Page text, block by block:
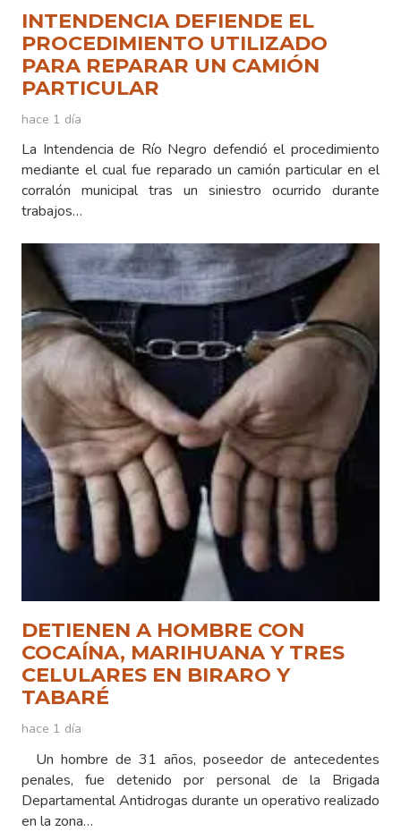
INTENDENCIA DEFIENDE EL
PROCEDIMIENTO UTILIZADO
PARA REPARAR UN CAMIÓN
PARTICULAR
hace 1 día
La Intendencia de Río Negro defendió el procedimiento
mediante el cual fue reparado un camión particular en el
corralón municipal tras un siniestro ocurrido durante
trabajos…
DETIENEN A HOMBRE CON
COCAÍNA, MARIHUANA Y TRES
CELULARES EN BIRARO Y
TABARÉ
hace 1 día
Un hombre de 31 años, poseedor de antecedentes
penales, fue detenido por personal de la Brigada
Departamental Antidrogas durante un operativo realizado
en la zona…